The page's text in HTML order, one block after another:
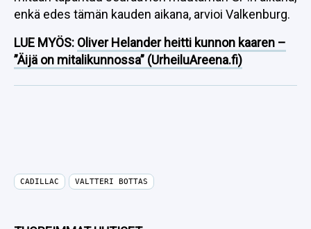
enkä edes tämän kauden aikana, arvioi Valkenburg.
LUE MYÖS: Oliver Helander heitti kunnon kaaren –
”Äijä on mitalikunnossa” (UrheiluAreena.fi)
CADILLAC VALTTERI BOTTAS